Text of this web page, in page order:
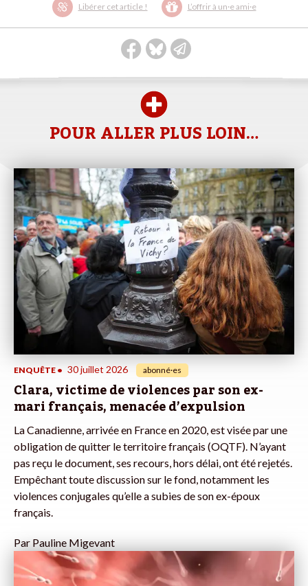
Libérer cet article ! L’offrir à un·e ami·e
POUR ALLER PLUS LOIN…
ENQUÊTE • 30 juillet 2026 abonné·es
Clara, victime de violences par son ex-
mari français, menacée d’expulsion
La Canadienne, arrivée en France en 2020, est visée par une
obligation de quitter le territoire français (OQTF). N’ayant
pas reçu le document, ses recours, hors délai, ont été rejetés.
Empêchant toute discussion sur le fond, notamment les
violences conjugales qu’elle a subies de son ex-époux
français.
Par Pauline Migevant